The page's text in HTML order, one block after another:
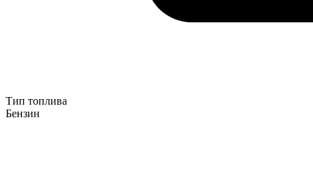
Тип топлива
Бензин